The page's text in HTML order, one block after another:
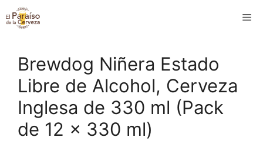
Saltar
al
Brewdog Niñera Estado
Libre de Alcohol, Cerveza
Inglesa de 330 ml (Pack
de 12 x 330 ml)